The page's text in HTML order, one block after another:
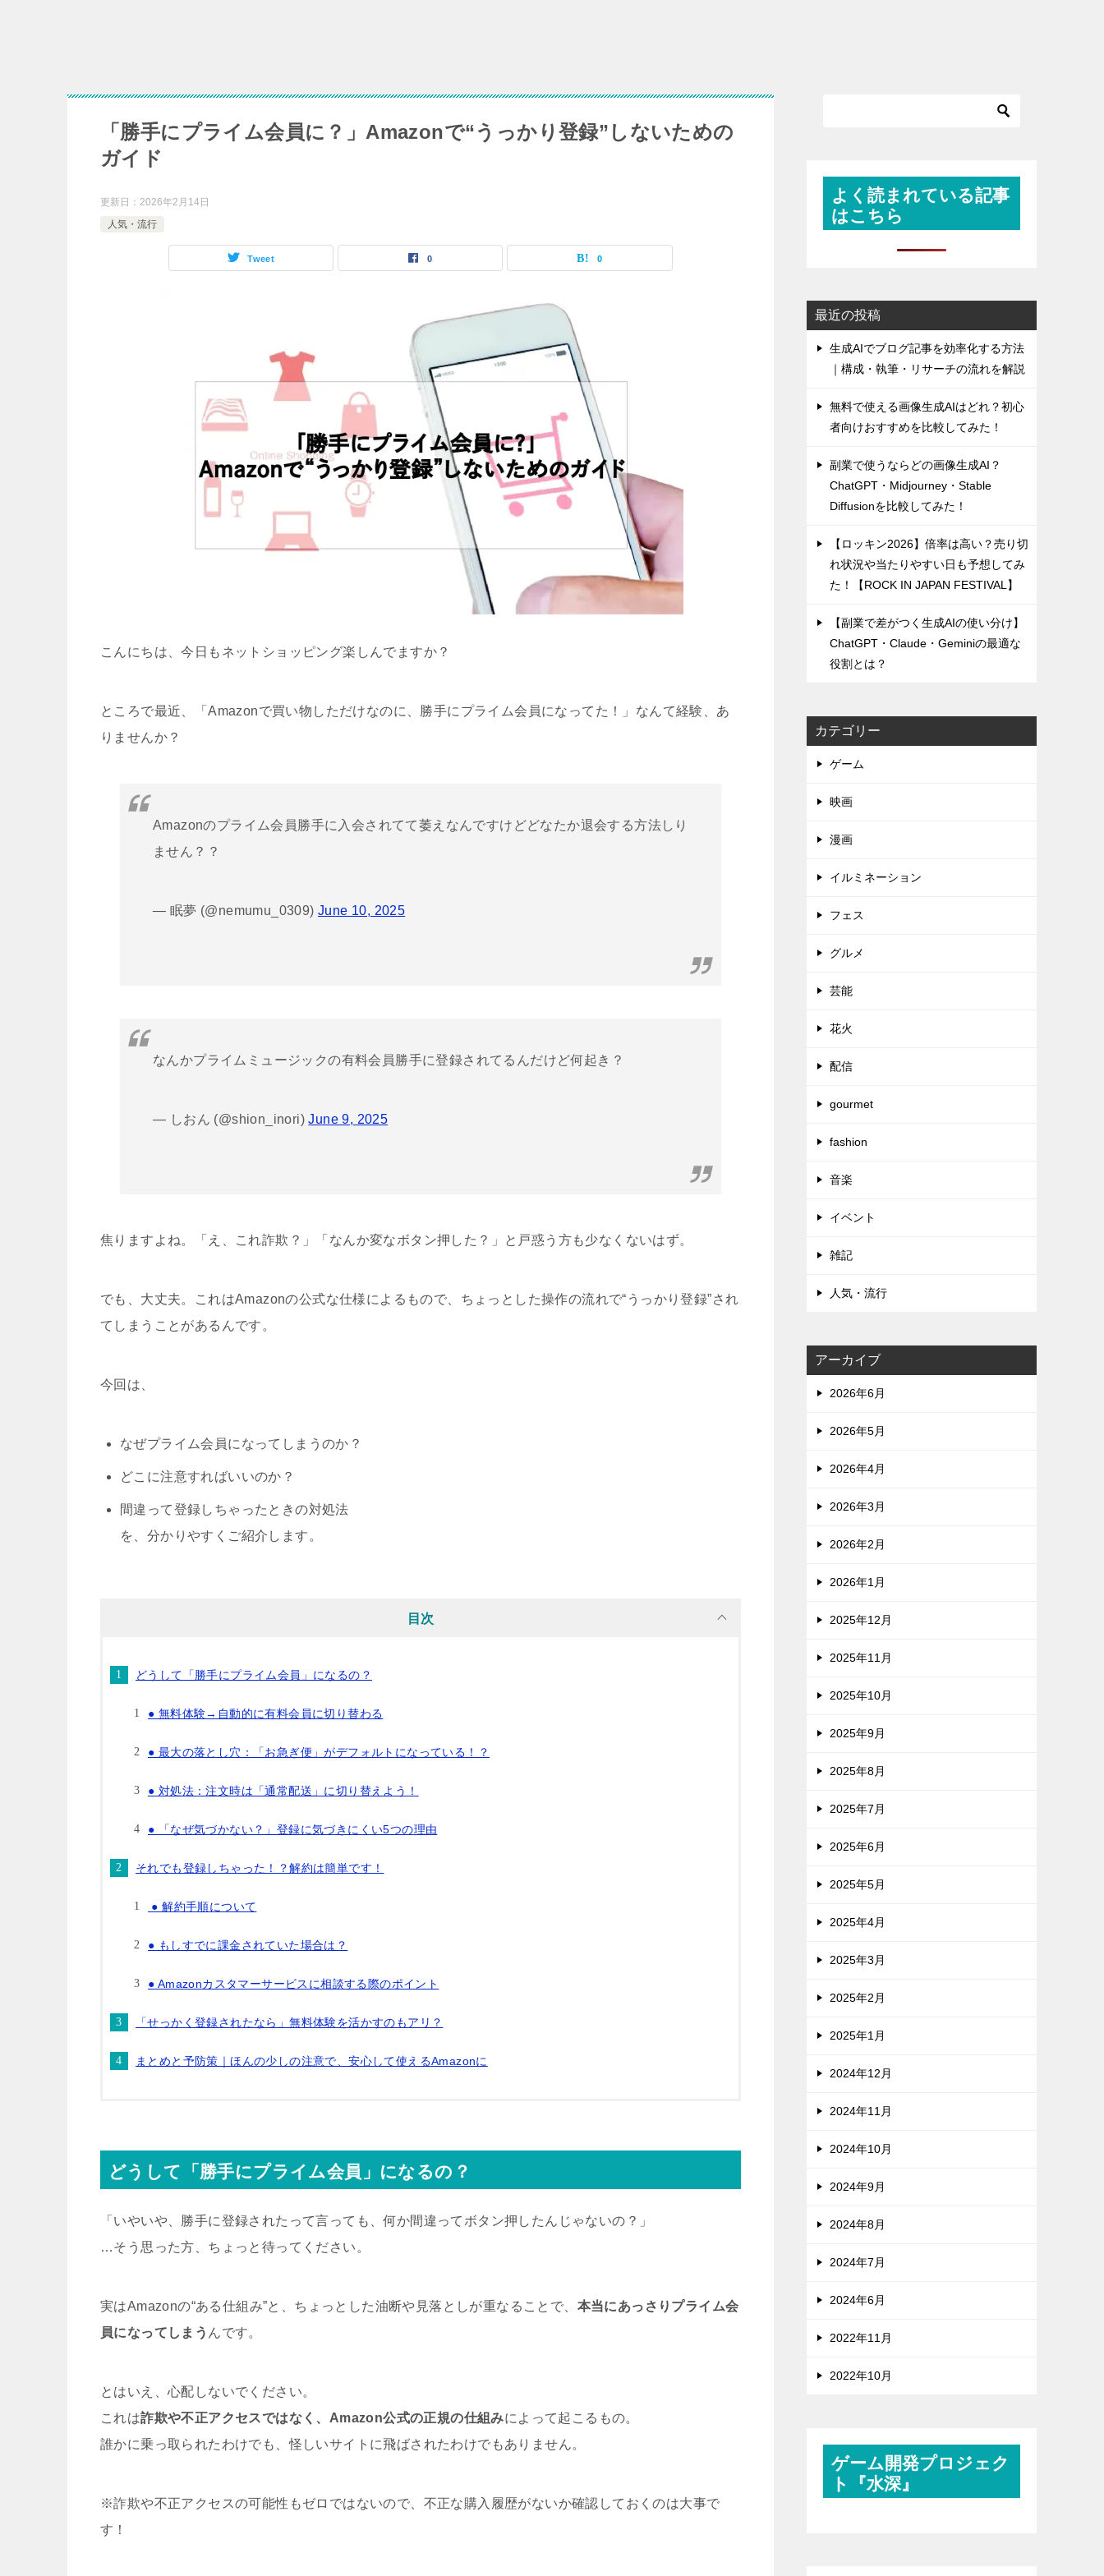
「勝手にプライム会員に？」Amazonで“うっかり登録”しないための
ガイド
更新日： 2026年2月14日
人気・流行
Tweet 0 0
こんにちは、今日もネットショッピング楽しんでますか？
ところで最近、「Amazonで買い物しただけなのに、勝手にプライム会員になってた！」なんて経験、あ
りませんか？
Amazonのプライム会員勝手に入会されてて萎えなんですけどどなたか退会する方法しり
ません？？
— 眠夢 (@nemumu_0309)June 10, 2025
なんかプライムミュージックの有料会員勝手に登録されてるんだけど何起き？
— しおん (@shion_inori)June 9, 2025
焦りますよね。「え、これ詐欺？」「なんか変なボタン押した？」と戸惑う方も少なくないはず。
でも、大丈夫。これはAmazonの公式な仕様によるもので、ちょっとした操作の流れで“うっかり登録”され
てしまうことがあるんです。
今回は、
なぜプライム会員になってしまうのか？
どこに注意すればいいのか？
間違って登録しちゃったときの対処法
を、分かりやすくご紹介します。
目次
どうして「勝手にプライム会員」になるの？
● 無料体験→自動的に有料会員に切り替わる
● 最大の落とし穴：「お急ぎ便」がデフォルトになっている！？
● 対処法：注文時は「通常配送」に切り替えよう！
● 「なぜ気づかない？」登録に気づきにくい5つの理由
それでも登録しちゃった！？解約は簡単です！
● 解約手順について
● もしすでに課金されていた場合は？
● Amazonカスタマーサービスに相談する際のポイント
「せっかく登録されたなら」無料体験を活かすのもアリ？
まとめと予防策｜ほんの少しの注意で、安心して使えるAmazonに
どうして「勝手にプライム会員」になるの？
「いやいや、勝手に登録されたって言っても、何か間違ってボタン押したんじゃないの？」
…そう思った方、ちょっと待ってください。
実はAmazonの“ある仕組み”と、ちょっとした油断や見落としが重なることで、 本当にあっさりプライム会
員になってしまう んです。
とはいえ、心配しないでください。
これは詐欺や不正アクセスではなく、Amazon公式の正規の仕組みによって起こるもの。
誰かに乗っ取られたわけでも、怪しいサイトに飛ばされたわけでもありません。
※詐欺や不正アクセスの可能性もゼロではないので、不正な購入履歴がないか確認しておくのは大事で
す！
よく読まれている記事
はこちら
最近の投稿
生成AIでブログ記事を効率化する方法
｜構成・執筆・リサーチの流れを解説
無料で使える画像生成AIはどれ？初心
者向けおすすめを比較してみた！
副業で使うならどの画像生成AI？
ChatGPT・Midjourney・Stable
Diffusionを比較してみた！
【ロッキン2026】倍率は高い？売り切
れ状況や当たりやすい日も予想してみ
た！【ROCK IN JAPAN FESTIVAL】
【副業で差がつく生成AIの使い分け】
ChatGPT・Claude・Geminiの最適な
役割とは？
カテゴリー
ゲーム
映画
漫画
イルミネーション
フェス
グルメ
芸能
花火
配信
gourmet
fashion
音楽
イベント
雑記
人気・流行
アーカイブ
2026年6月
2026年5月
2026年4月
2026年3月
2026年2月
2026年1月
2025年12月
2025年11月
2025年10月
2025年9月
2025年8月
2025年7月
2025年6月
2025年5月
2025年4月
2025年3月
2025年2月
2025年1月
2024年12月
2024年11月
2024年10月
2024年9月
2024年8月
2024年7月
2024年6月
2022年11月
2022年10月
ゲーム開発プロジェク
ト『水深』